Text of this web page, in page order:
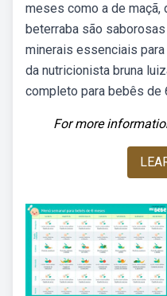
meses como a de maçã,
beterraba são
minerais essenciais
da nutricionista bruna
completo para bebês de
For more